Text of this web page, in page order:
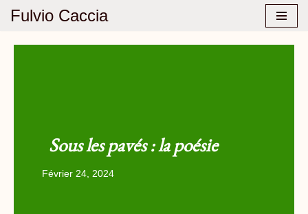
Fulvio Caccia
Sous les pavés : la poésie
Février 24, 2024